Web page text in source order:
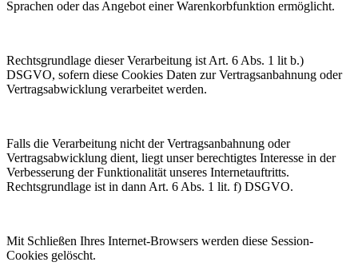
Sprachen oder das Angebot einer Warenkorbfunktion ermöglicht.
Rechtsgrundlage dieser Verarbeitung ist Art. 6 Abs. 1 lit b.)
DSGVO, sofern diese Cookies Daten zur Vertragsanbahnung oder
Vertragsabwicklung verarbeitet werden.
Falls die Verarbeitung nicht der Vertragsanbahnung oder
Vertragsabwicklung dient, liegt unser berechtigtes Interesse in der
Verbesserung der Funktionalität unseres Internetauftritts.
Rechtsgrundlage ist in dann Art. 6 Abs. 1 lit. f) DSGVO.
Mit Schließen Ihres Internet-Browsers werden diese Session-
Cookies gelöscht.